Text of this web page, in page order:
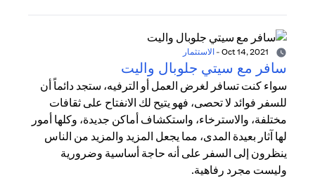
- الاستثمار
سافر مع سيتي جلوبال واليت
سواء كنت تسافر لغرض العمل أو الترفيه، ستجد دائماً أن
للسفر فوائد لا تحصى، فهو يتيح لك الانفتاح على ثقافات
مختلفة، والاسترخاء، واستكشاف أماكن جديدة، وكلها أمور
لها آثار بعيدة المدى، مما يجعل المزيد والمزيد من الناس
ينظرون إلى السفر على أنه حاجة أساسية وضرورية
وليست مجرد رفاهية.